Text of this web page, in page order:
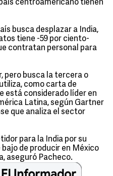
centroamericano tienen
busca desplazar a India,
tiene -59 por ciento-
contratan personal para
pero busca la tercera o
como carta de
está considerado líder en
Latina, según Gartner
que analiza el sector
para la India por su
de producir en México
aseguró Pacheco.